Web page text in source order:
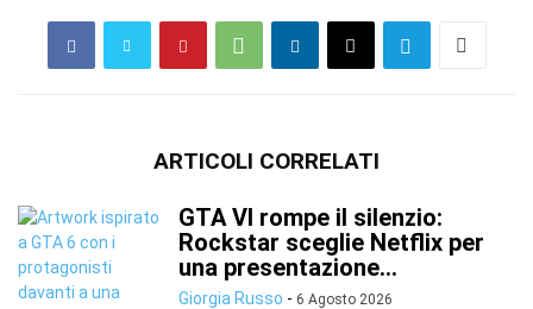
ARTICOLI CORRELATI
GTA VI rompe il silenzio:
Rockstar sceglie Netflix per
una presentazione...
Giorgia Russo - 6 Agosto 2026